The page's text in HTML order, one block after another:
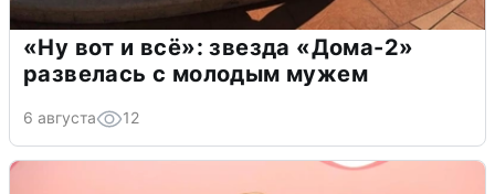
«Ну вот и всё»: звезда «Дома-2»
развелась с молодым мужем
6 августа 12